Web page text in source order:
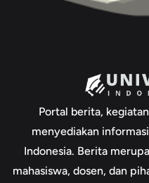
Portal berita,
menyediakan
Indonesia. Berita
mahasiswa, dosen, dan